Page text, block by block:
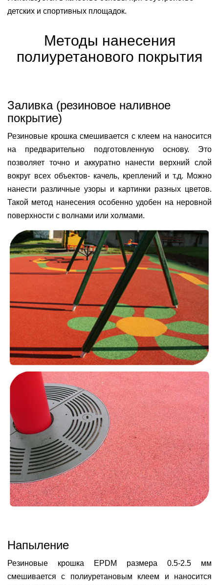
детских и спортивных площадок.
Методы нанесения
полиуретанового покрытия
Заливка (резиновое наливное
покрытие)
Резиновые крошка смешивается с клеем на наносится
на предварительно подготовленную основу. Это
позволяет точно и аккуратно нанести верхний слой
вокруг всех объектов- качель, креплений и т.д. Можно
нанести различные узоры и картинки разных цветов.
Такой метод нанесения особенно удобен на неровной
поверхности с волнами или холмами.
Напыление
Резиновые крошка EPDM размера 0.5-2.5 мм
смешивается с полиуретановым клеем и наносится